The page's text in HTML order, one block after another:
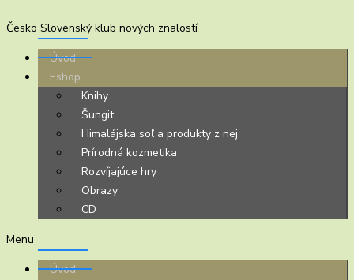
Česko Slovenský klub nových znalostí
Úvod
Eshop
Knihy
Šungit
Himalájska soľ a produkty z nej
Prírodná kozmetika
Rozvíjajúce hry
Obrazy
CD
Menu
Úvod